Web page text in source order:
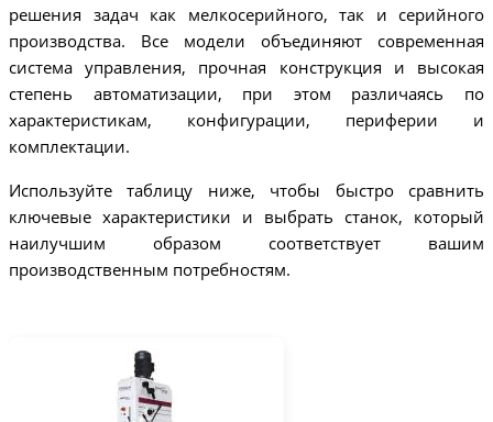
решения задач как мелкосерийного, так и серийного
производства. Все модели объединяют современная
система управления, прочная конструкция и высокая
степень автоматизации, при этом различаясь по
характеристикам, конфигурации, периферии и
комплектации.
Используйте таблицу ниже, чтобы быстро сравнить
ключевые характеристики и выбрать станок, который
наилучшим образом соответствует вашим
производственным потребностям.